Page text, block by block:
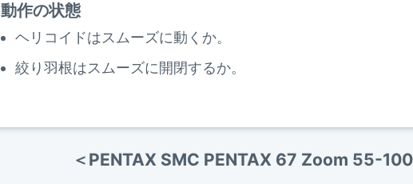
動作の状態
ヘリコイドはスムーズに動くか。
絞り羽根はスムーズに開閉するか。
＜PENTAX SMC PENTAX 67 Zoom 55-